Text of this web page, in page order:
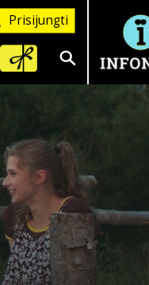
Prisijungti
Ieškoti